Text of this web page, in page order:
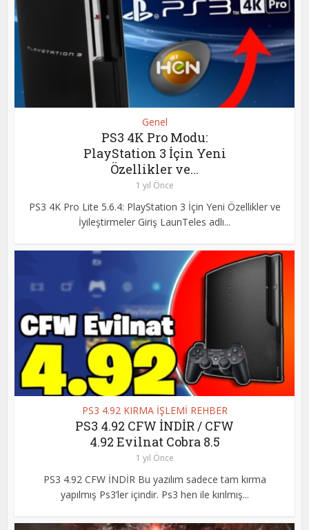
Genel
PS3 4K Pro Modu:
PlayStation 3 İçin Yeni
Özellikler ve...
1 yıl Önce
PS3 4K Pro Lite 5.6.4: PlayStation 3 İçin Yeni Özellikler ve
İyileştirmeler Giriş LaunTeles adlı...
PS3 4.92 KIRMA İŞLEMİ REHBER
PS3 4.92 CFW İNDİR / CFW
4.92 Evilnat Cobra 8.5
1 yıl Önce
PS3 4.92 CFW İNDİR Bu yazılım sadece tam kırma
yapılmış Ps3’ler içindir. Ps3 hen ile kırılmış...